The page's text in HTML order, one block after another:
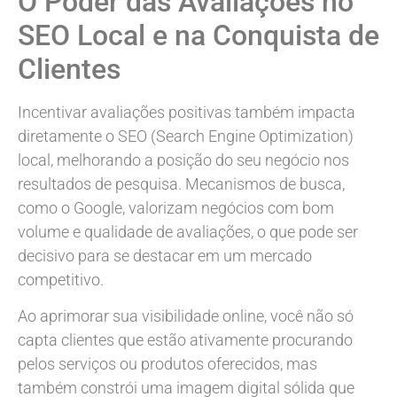
SEO Local e na Conquista de
Clientes
Incentivar avaliações positivas também impacta
diretamente o SEO (Search Engine Optimization)
local, melhorando a posição do seu negócio nos
resultados de pesquisa. Mecanismos de busca,
como o Google, valorizam negócios com bom
volume e qualidade de avaliações, o que pode ser
decisivo para se destacar em um mercado
competitivo.
Ao aprimorar sua visibilidade online, você não só
capta clientes que estão ativamente procurando
pelos serviços ou produtos oferecidos, mas
também constrói uma imagem digital sólida que